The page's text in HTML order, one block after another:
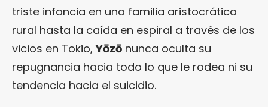
triste infancia en una familia aristocrática
rural hasta la caída en espiral a través de los
vicios en Tokio,Yōzō nunca oculta su
repugnancia hacia todo lo que le rodea ni su
tendencia hacia el suicidio.